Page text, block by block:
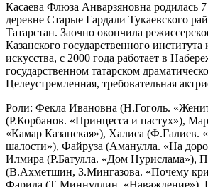
Касаева Флюза Анварзяновна родилась
деревне Старые Гардали Тукаевского
Татарстан. Заочно окончила
Казанского государственного института
искусства, с 2000 года работает в
государственном татарском
Целеустремленная, требовательная
Роли: Фекла Ивановна (Н.Гоголь.
(Р.Корбанов. «Принцесса и пастух»),
«Камар Казанская»), Халиса (Ф.Галиев.
шалости»), Файруза (Аманулла. «На
Илмира (Р.Батулла. «Дом Нурислама»),
(В.Ахметшин, З.Мингазова. «Почему
Фарида (Т. Миннуллин. «Наваждение»),